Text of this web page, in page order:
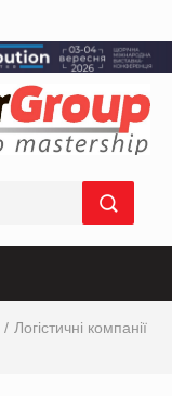
Логістичні компанії